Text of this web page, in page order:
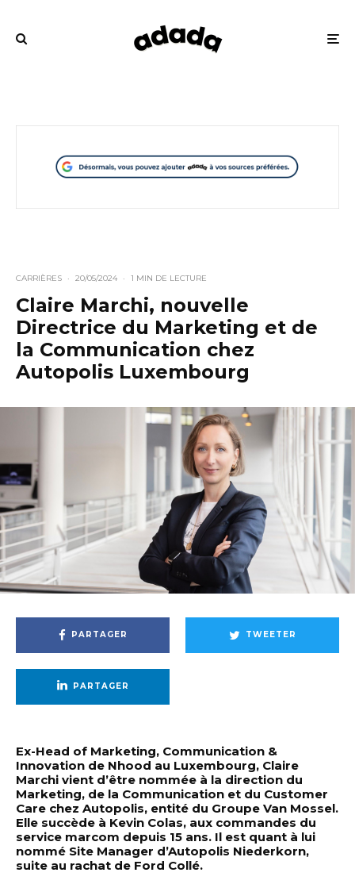
CARRIÈRES · 20/05/2024 · 1 MIN DE LECTURE
Claire Marchi, nouvelle
Directrice du Marketing et de
la Communication chez
Autopolis Luxembourg
PARTAGER TWEETER
PARTAGER
Ex-Head of Marketing, Communication &
Innovation de Nhood au Luxembourg, Claire
Marchi vient d’être nommée à la direction du
Marketing, de la Communication et du Customer
Care chez Autopolis, entité du Groupe Van Mossel.
Elle succède à Kevin Colas, aux commandes du
service marcom depuis 15 ans. Il est quant à lui
nommé Site Manager d’Autopolis Niederkorn,
suite au rachat de Ford Collé.